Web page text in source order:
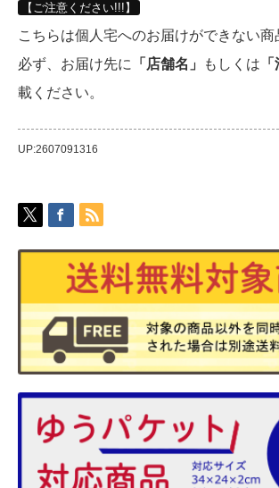
【ご注意ください!!!】
こちらは個人宅へのお届けができない商
必ず、お届け先に
「店舗名」 もしくは
載ください。
UP:2607091316